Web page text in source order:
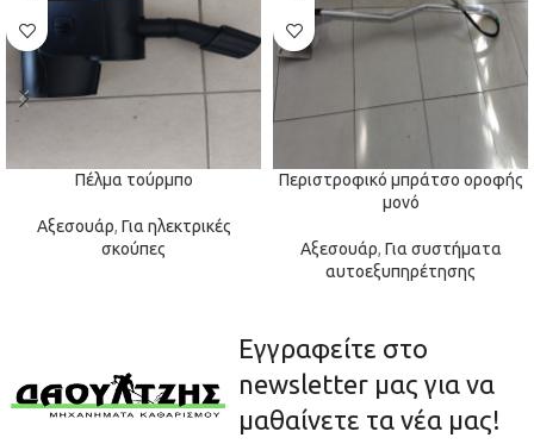
Πέλμα τούρμπο
Αξεσουάρ, Για ηλεκτρικές
σκούπες
Περιστροφικό μπράτσο οροφής
μονό
Αξεσουάρ, Για συστήματα
αυτοεξυπηρέτησης
Εγγραφείτε στο
newsletter μας για να
μαθαίνετε τα νέα μας!